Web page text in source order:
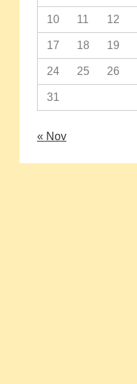
10 11 12
17 18 19
24 25 26
31
« Nov